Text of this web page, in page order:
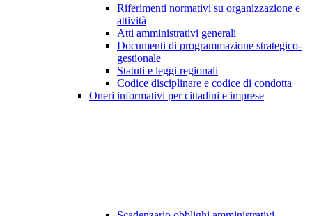
Riferimenti normativi su organizzazione e
attività
Atti amministrativi generali
Documenti di programmazione strategico-
gestionale
Statuti e leggi regionali
Codice disciplinare e codice di condotta
Oneri informativi per cittadini e imprese